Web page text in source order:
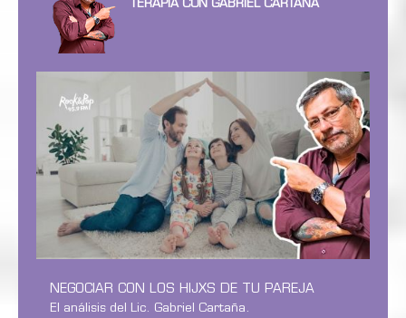
TERAPIA CON GABRIEL CARTAÑÁ
NEGOCIAR CON LOS HIJXS DE TU PAREJA
El análisis del Lic. Gabriel Cartaña.